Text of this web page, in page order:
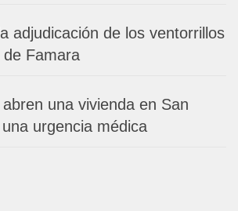
adjudicación de los ventorrillos
Famara
una vivienda en San
urgencia médica